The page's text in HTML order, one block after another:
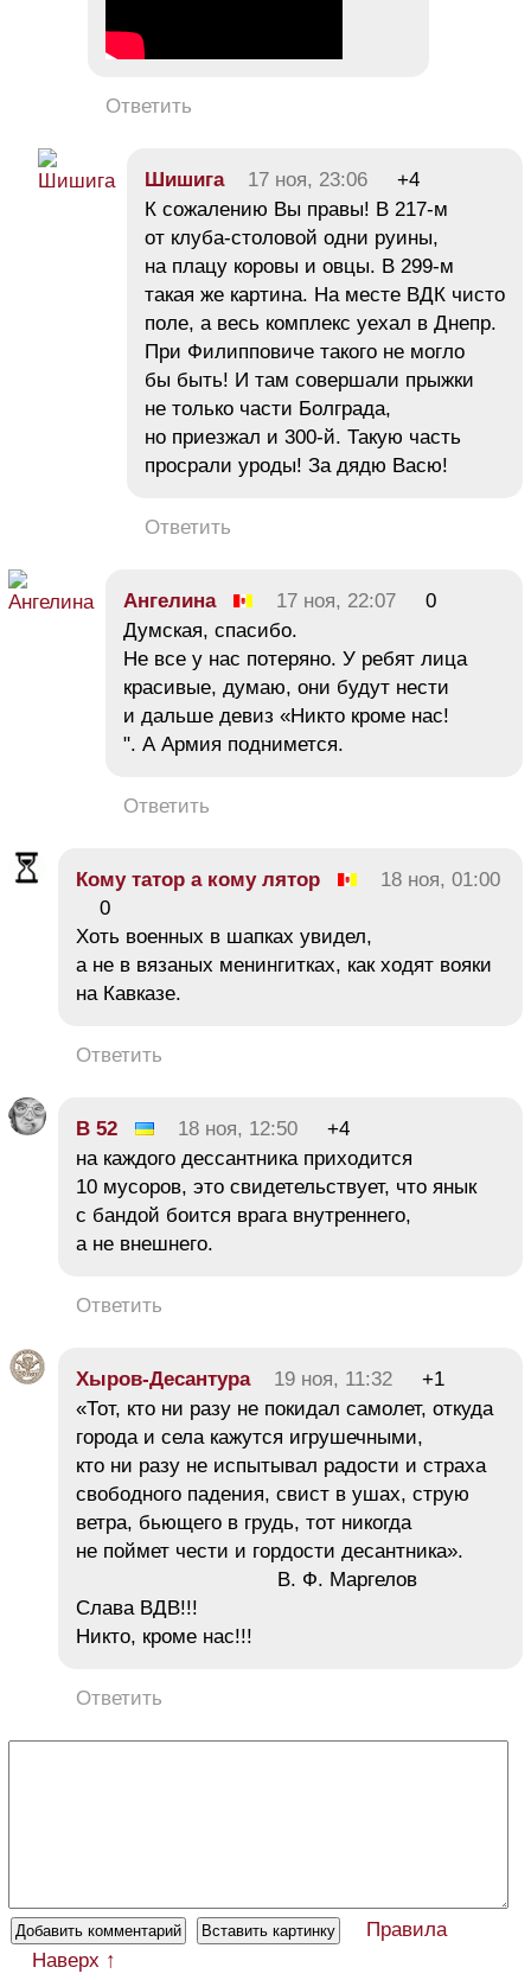
Ответить
Шишига 17 ноя, 23:06
+4
К сожалению Вы правы! В 217-м
от клуба-столовой одни руины,
на плацу коровы и овцы. В 299-м
такая же картина. На месте ВДК чисто
поле, а весь комплекс уехал в Днепр.
При Филипповиче такого не могло
бы быть! И там совершали прыжки
не только части Болграда,
но приезжал и 300-й. Такую часть
просрали уроды! За дядю Васю!
Ответить
Ангелина 17 ноя, 22:07
0
Думская, спасибо.
Не все у нас потеряно. У ребят лица
красивые, думаю, они будут нести
и дальше девиз «Никто кроме нас!
". А Армия поднимется.
Ответить
Кому татор а кому лятор
18 ноя, 01:00
0
Хоть военных в шапках увидел,
а не в вязаных менингитках, как ходят вояки
на Кавказе.
Ответить
B 52 18 ноя, 12:50
+4
на каждого дессантника приходится
10 мусоров, это свидетельствует, что янык
с бандой боится врага внутреннего,
а не внешнего.
Ответить
Хыров-Десантура 19 ноя, 11:32
+1
«Тот, кто ни разу не покидал самолет, откуда
города и села кажутся игрушечными,
кто ни разу не испытывал радости и страха
свободного падения, свист в ушах, струю
ветра, бьющего в грудь, тот никогда
не поймет чести и гордости десантника».
В. Ф. Маргелов
Слава ВДВ!!!
Никто, кроме нас!!!
Ответить
Правила
Наверх ↑